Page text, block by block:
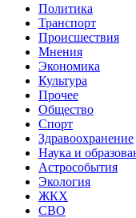
Политика
Транспорт
Происшествия
Мнения
Экономика
Культура
Прочее
Общество
Спорт
Здравоохранение
Наука и
Астрособытия
Экология
ЖКХ
СВО